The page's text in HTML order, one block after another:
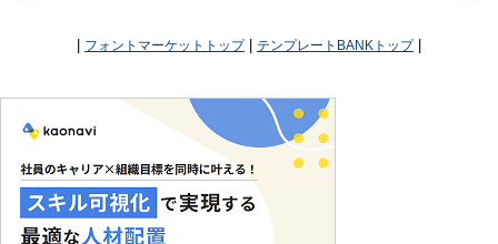
| フォントマーケットトップ| テンプレートBANKトップ|